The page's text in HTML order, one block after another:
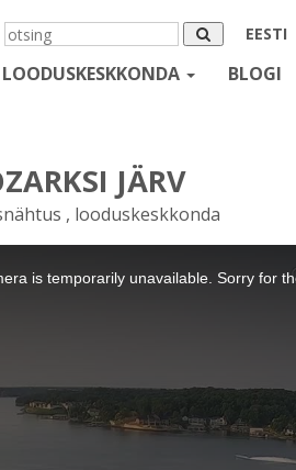
EESTI
LOODUSKESKKONDA BLOGI
JÄRV
, looduskeskkonda
is temporarily unavailable. Sorry for